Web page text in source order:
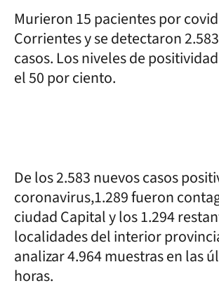
Murieron 15 pacientes por
Corrientes y se detectaron
casos. Los niveles de
el 50 por ciento.
De los 2.583 nuevos casos
coronavirus,1.289 fueron
ciudad Capital y los 1.294
localidades del interior
analizar 4.964 muestras en las
horas.